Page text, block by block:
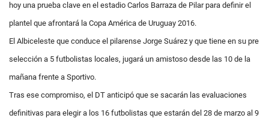
hoy una prueba clave en el estadio Carlos Barraza de Pilar para definir el
plantel que afrontará la Copa América de Uruguay 2016.
El Albiceleste que conduce el pilarense Jorge Suárez y que tiene en su pre
selección a 5 futbolistas locales, jugará un amistoso desde las 10 de la
mañana frente a Sportivo.
Tras ese compromiso, el DT anticipó que se sacarán las evaluaciones
definitivas para elegir a los 16 futbolistas que estarán del 28 de marzo al 9